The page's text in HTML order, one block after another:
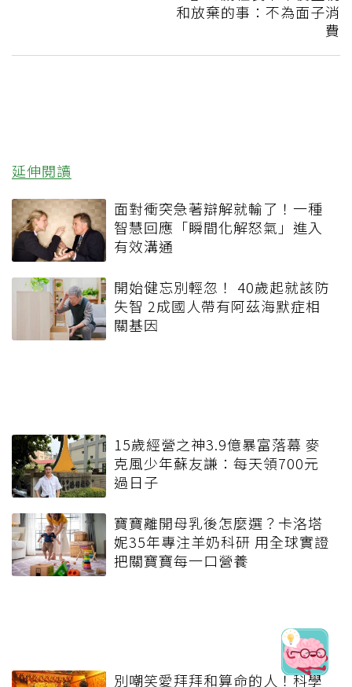
和放棄的事：不為面子消
費
延伸閱讀
面對衝突急著辯解就輸了！一種
智慧回應「瞬間化解怒氣」進入
有效溝通
開始健忘別輕忽！ 40歲起就該防
失智 2成國人帶有阿茲海默症相
關基因
15歲經營之神3.9億暴富落幕 麥
克風少年蘇友謙：每天領700元
過日子
寶寶離開母乳後怎麼選？卡洛塔
妮35年專注羊奶科研 用全球實證
把關寶寶每一口營養
別嘲笑愛拜拜和算命的人！科學